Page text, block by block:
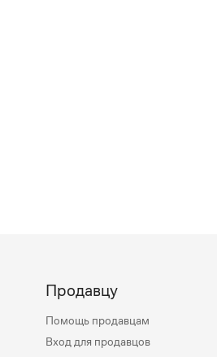
Продавцу
Помощь продавцам
Вход для продавцов